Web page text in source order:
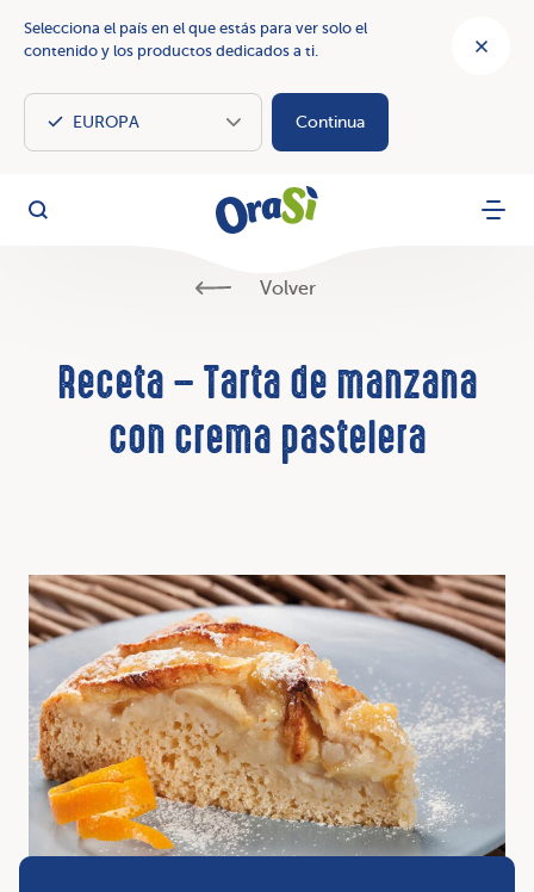
Selecciona el país en el que estás para ver solo el
contenido y los productos dedicados a ti.
Continua
OraSì
Busca Menu
Volver
Receta – Tarta de manzana
con crema pastelera